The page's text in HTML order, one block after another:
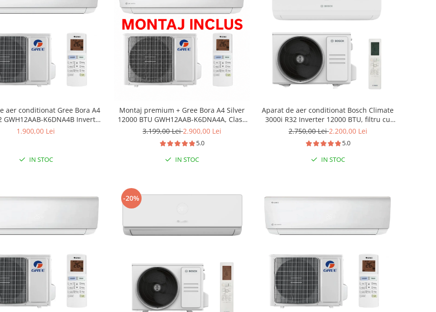
aer conditionat Gree Bora A4
GWH12AAB-K6DNA4B Inverter
12000 BTU
1.900,00 Lei
IN STOC
Montaj premium + Gree Bora A4 Silver
12000 BTU GWH12AAB-K6DNA4A, Clasa
A++, Wi-Fi
3.199,00 Lei2.900,00 Lei
5.0
IN STOC
Aparat de aer conditionat Bosch Climate
3000i R32 Inverter 12000 BTU, filtru cu
catalizator rece, ventilator 4 trepte,
automata, CL3000iU W 35 E - CL3000i 35 E
2.750,00 Lei2.200,00 Lei
5.0
IN STOC
-20%